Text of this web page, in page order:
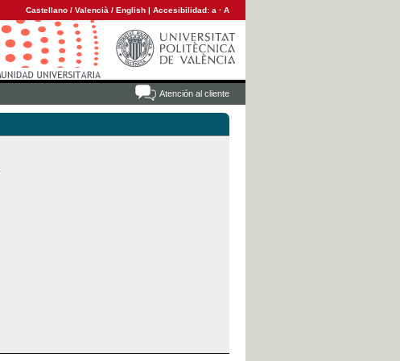
Castellano / Valencià / English | Accesibilidad: a · A
Atención al cliente